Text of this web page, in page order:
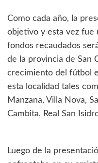
Como cada año, la
objetivo y esta vez fue
fondos recaudados
de la provincia de San
crecimiento del fútbol
esta localidad tales
Manzana, Villa Nova,
Cambita, Real San
Luego de la